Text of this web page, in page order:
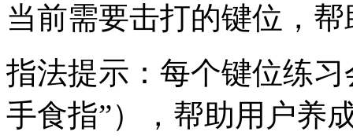
当前需要击打的键位，
指法提示：每个键位练
手食指”），帮助用户养